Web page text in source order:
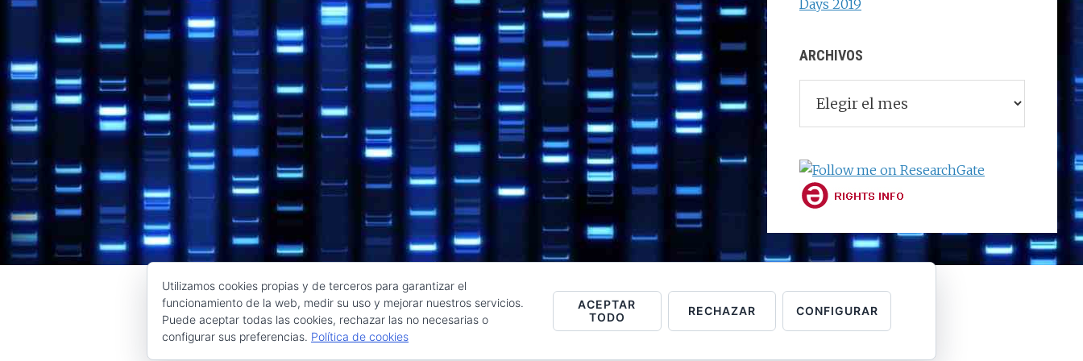
Days 2019
ARCHIVOS
Raúl de la Puente - Derechos reservados© 2026 · Acceder
Utilizamos cookies propias y de terceros para garantizar el
funcionamiento de la web, medir su uso y mejorar nuestros servicios.
Puede aceptar todas las cookies, rechazar las no necesarias o
configurar sus preferencias. Política de cookies
ACEPTAR
TODO
RECHAZAR CONFIGURAR